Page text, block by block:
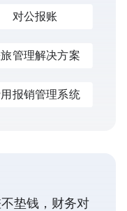
对公报账
管理解决方案
报销管理系统
垫钱，财务对